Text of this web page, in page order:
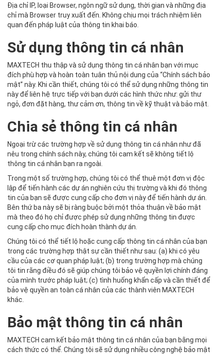
Địa chỉ IP, loại Browser, ngôn ngữ sử dụng, thời gian và những địa
chỉ mà Browser truy xuất đến. Không chịu mọi trách nhiệm liên
quan đến pháp luật của thông tin khai báo.
Sử dụng thông tin cá nhân
MAXTECH thu thập và sử dụng thông tin cá nhân bạn với mục
đích phù hợp và hoàn toàn tuân thủ nội dung của “Chính sách bảo
mật” này. Khi cần thiết, chúng tôi có thể sử dụng những thông tin
này để liên hệ trực tiếp với bạn dưới các hình thức như: gửi thư
ngỏ, đơn đặt hàng, thư cảm ơn, thông tin về kỹ thuật và bảo mật.
Chia sẻ thông tin cá nhân
Ngoại trừ các trường hợp về sử dụng thông tin cá nhân như đã
nêu trong chính sách này, chúng tôi cam kết sẽ không tiết lộ
thông tin cá nhân bạn ra ngoài.
Trong một số trường hợp, chúng tôi có thể thuê một đơn vị độc
lập để tiến hành các dự án nghiên cứu thị trường và khi đó thông
tin của bạn sẽ được cung cấp cho đơn vị này để tiến hành dự án.
Bên thứ ba này sẽ bị ràng buộc bởi một thỏa thuận về bảo mật
mà theo đó họ chỉ được phép sử dụng những thông tin được
cung cấp cho mục đích hoàn thành dự án.
Chúng tôi có thể tiết lộ hoặc cung cấp thông tin cá nhân của bạn
trong các trường hợp thật sự cần thiết như sau: (a) khi có yêu
cầu của các cơ quan pháp luật; (b) trong trường hợp mà chúng
tôi tin rằng điều đó sẽ giúp chúng tôi bảo vệ quyền lợi chính đáng
của mình trước pháp luật; (c) tình huống khẩn cấp và cần thiết để
bảo vệ quyền an toàn cá nhân của các thành viên MAXTECH
khác.
Bảo mật thông tin cá nhân
MAXTECH cam kết bảo mật thông tin cá nhân của bạn bằng mọi
cách thức có thể. Chúng tôi sẽ sử dụng nhiều công nghệ bảo mật